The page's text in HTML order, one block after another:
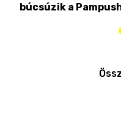
búcsúzik a